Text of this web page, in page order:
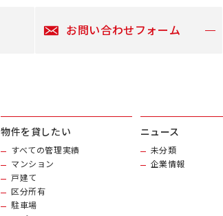
お問い合わせフォーム
物件を貸したい
すべての管理実績
マンション
戸建て
区分所有
駐車場
ニュース
未分類
企業情報